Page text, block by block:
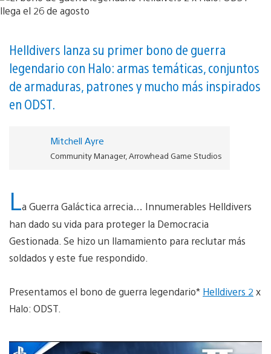
Helldivers lanza su primer bono de guerra
legendario con Halo: armas temáticas, conjuntos
de armaduras, patrones y mucho más inspirados
en ODST.
Mitchell Ayre
Community Manager, Arrowhead Game Studios
La Guerra Galáctica arrecia… Innumerables Helldivers
han dado su vida para proteger la Democracia
Gestionada. Se hizo un llamamiento para reclutar más
soldados y este fue respondido.
Presentamos el bono de guerra legendario* Helldivers 2 x
Halo: ODST.